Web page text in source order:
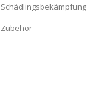
Schädlingsbekämpfung
Zubehör